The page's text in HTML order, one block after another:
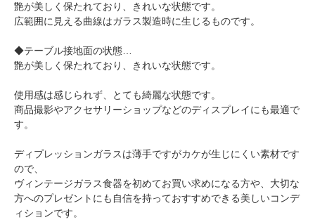
艶が美しく保たれており、きれいな状態です。
広範囲に見える曲線はガラス製造時に生じるものです。
◆テーブル接地面の状態…
艶が美しく保たれており、きれいな状態です。
使用感は感じられず、とても綺麗な状態です。
商品撮影やアクセサリーショップなどのディスプレイにも最適で
す。
ディプレッションガラスは薄手ですがカケが生じにくい素材です
ので、
ヴィンテージガラス食器を初めてお買い求めになる方や、大切な
方へのプレゼントにも自信を持っておすすめできる美しいコンデ
ィションです。